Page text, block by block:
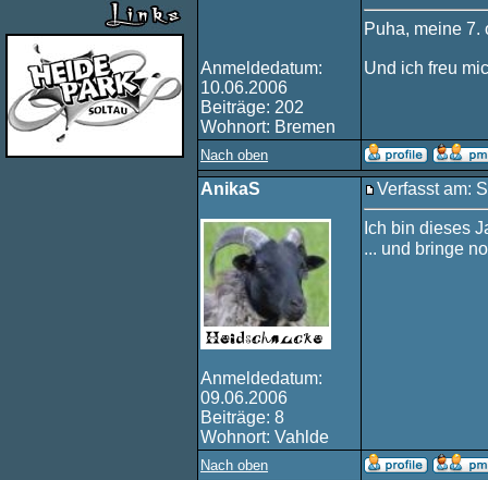
Anmeldedatum:
10.06.2006
Beiträge: 202
Wohnort: Bremen
Puha, meine 7.
Und ich freu
Nach oben
AnikaS
Anmeldedatum:
09.06.2006
Beiträge: 8
Wohnort: Vahlde
Verfasst am:
Ich bin dieses
... und bringe
Nach oben